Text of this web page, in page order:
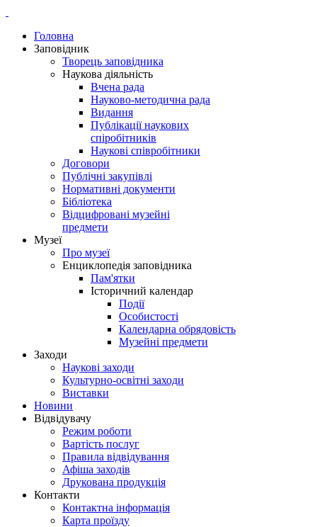
Головна
Заповідник
Творець заповідника
Наукова діяльність
Вчена рада
Науково-методична рада
Видання
Публікації наукових
спіробітників
Наукові співробітники
Договори
Публічні закупівлі
Нормативні документи
Бібліотека
Відцифровані музейні
предмети
Музеї
Про музеї
Енциклопедія заповідника
Пам'ятки
Історичний календар
Події
Особистості
Календарна обрядовість
Музейні предмети
Заходи
Наукові заходи
Культурно-освітні заходи
Виставки
Новини
Відвідувачу
Режим роботи
Вартість послуг
Правила відвідування
Афіша заходів
Друкована продукція
Контакти
Контактна інформація
Карта проїзду